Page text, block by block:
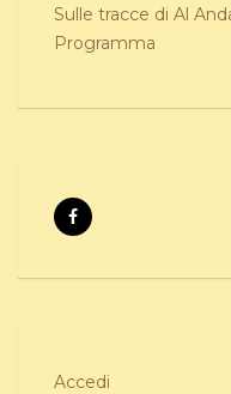
Sulle tracce di Al
Programma
Accedi